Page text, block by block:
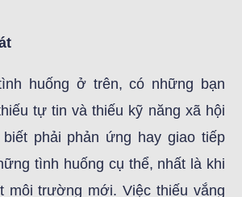
huống ở trên, có những bạn
tự tin và thiếu kỹ năng xã hội
phải phản ứng hay giao tiếp
tình huống cụ thể, nhất là khi
môi trường mới. Việc thiếu vắng